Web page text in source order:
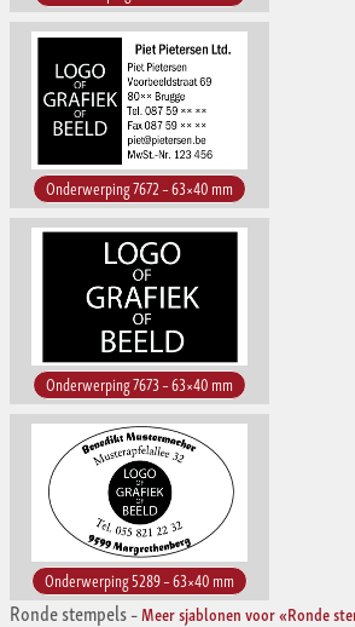
Onderwerping 7672 – 63×40 mm
Onderwerping 7673 – 63×40 mm
Onderwerping 5289 – 63×40 mm
Ronde stempels–Meer sjablonen voor «Ronde